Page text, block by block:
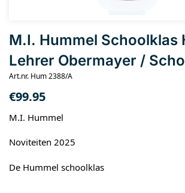
M.I. Hummel Schoolklas
Lehrer Obermayer /
Art.nr. Hum 2388/A
€99.95
M.I. Hummel
Noviteiten 2025
De Hummel schoolklas